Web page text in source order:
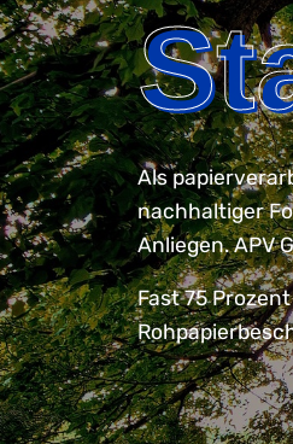
Als
nachhaltiger
Anliegen. APV
Fast 75